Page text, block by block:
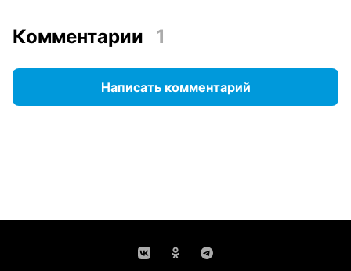
Комментарии 1
Написать комментарий